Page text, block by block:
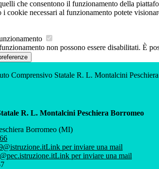
che consentono il funzionamento della
i cookie necessari al funzionamento potete
non possono essere disabilitati. È
Comprensivo Statale R. L. Montalcini
R. L. Montalcini Peschiera Borromeo
Borromeo (MI)
Link per inviare una mail
Link per inviare una mail